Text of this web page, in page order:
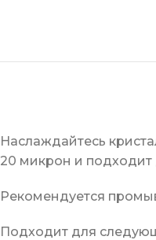
Наслаждайтесь
20 микрон и
Рекомендуется
Подходит для